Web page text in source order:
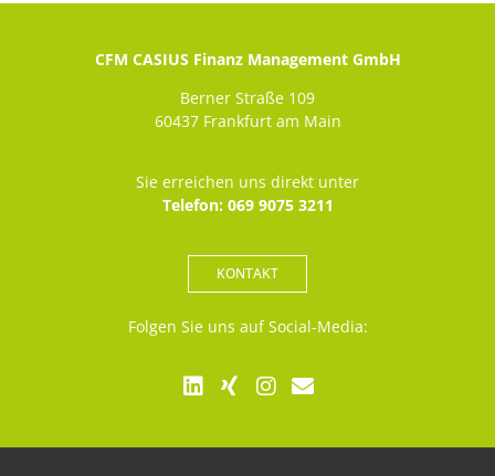
CFM CASIUS Finanz Management GmbH
Berner Straße 109
60437 Frankfurt am Main
Sie erreichen uns direkt unter
Telefon: 069 9075 3211
KONTAKT
Folgen Sie uns auf Social-Media: